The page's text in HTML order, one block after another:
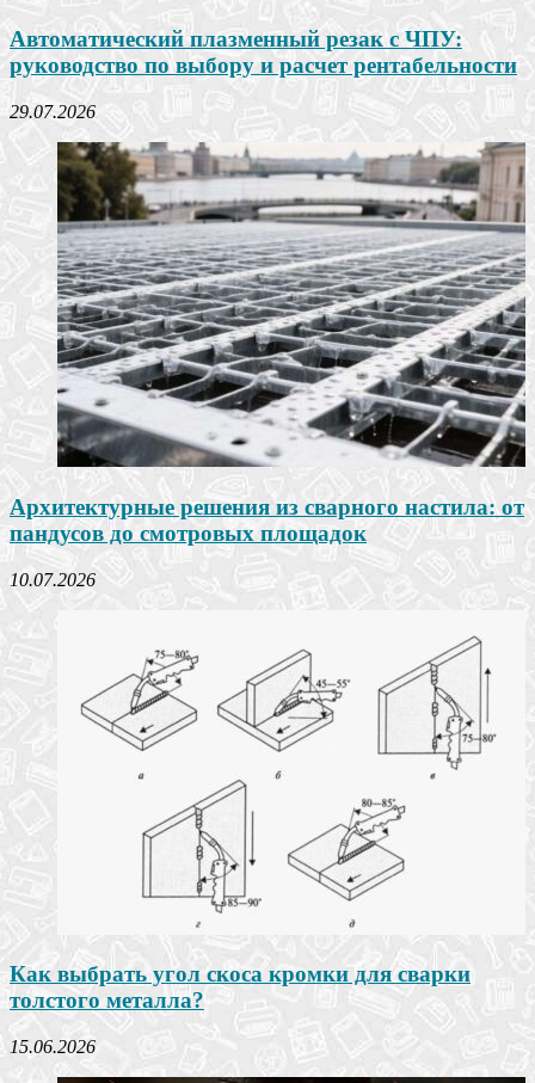
Автоматический плазменный резак с ЧПУ:
руководство по выбору и расчет рентабельности
29.07.2026
Архитектурные решения из сварного настила: от
пандусов до смотровых площадок
10.07.2026
Как выбрать угол скоса кромки для сварки
толстого металла?
15.06.2026